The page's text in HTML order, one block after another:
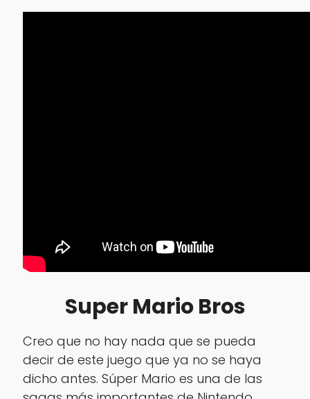
Super Mario Bros
Creo que no hay nada que se pueda
decir de este juego que ya no se haya
dicho antes. Súper Mario es una de las